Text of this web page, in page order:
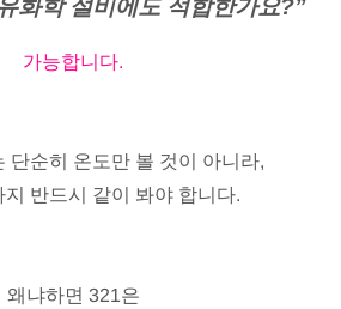
화학 설비에도 적합한가요?”
가능합니다.
단순히 온도만 볼 것이 아니라,
지 반드시 같이 봐야 합니다.
왜냐하면 321은